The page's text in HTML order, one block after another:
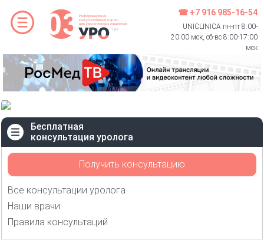
☎ +7 916 985-16-54
UNICLINICA пн-пт 8:00-
20:00 мск, сб-вс 8:00-17:00
мск
Бесплатная
консультация уролога
Получить консультацию
Все консультации уролога
Наши врачи
Правила консультаций